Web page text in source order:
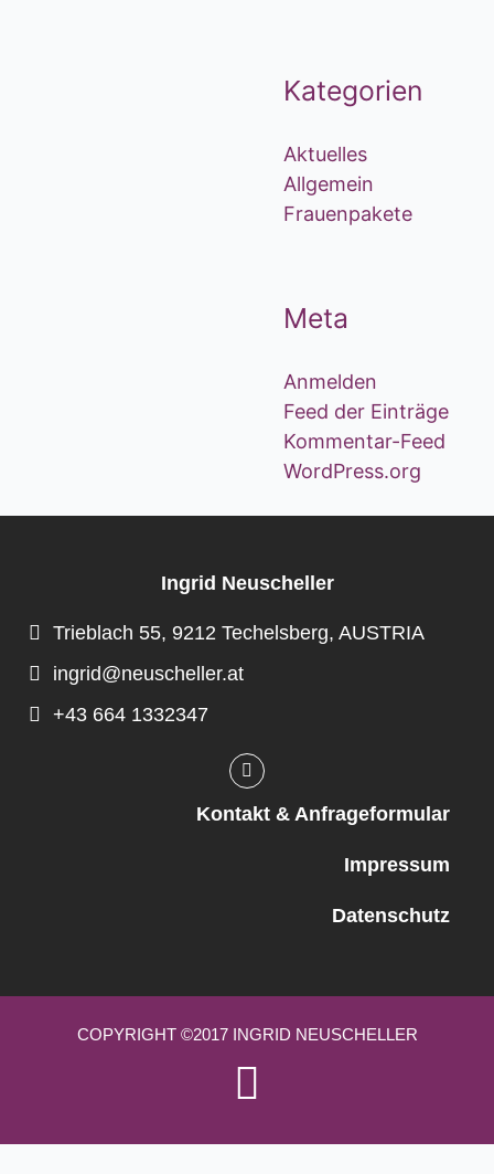
Kategorien
Aktuelles
Allgemein
Frauenpakete
Meta
Anmelden
Feed der Einträge
Kommentar-Feed
WordPress.org
Ingrid Neuscheller
Trieblach 55, 9212 Techelsberg, AUSTRIA
ingrid@neuscheller.at
+43 664 1332347
Kontakt & Anfrageformular
Impressum
Datenschutz
COPYRIGHT ©2017 INGRID NEUSCHELLER